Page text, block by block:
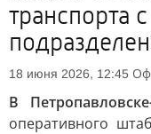
транспорта
18 июня 2026, 12:45
В
оперативного